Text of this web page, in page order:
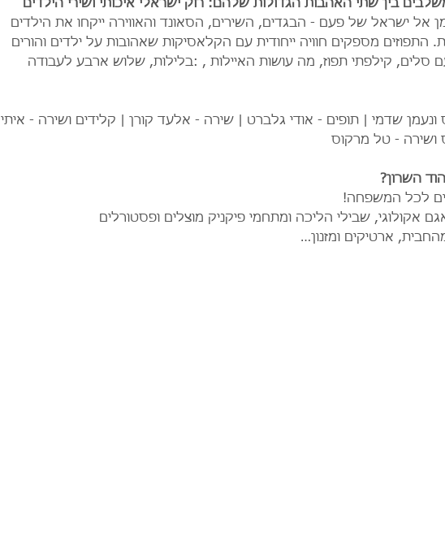
בין שתי האהבות הגדולות שלהם: רוק ישראלי איכותי ושירי הילדים
אל ישראל של פעם - הבגדים, השירים, הסאונד והאווירה ייקחו את הילדים
התפוזים מספקים חוויה ייחודית עם הקלאסיקות שאהובות על ילדים והורים
סלים, קילפתי תפוז, מה עושות האיילות , :בלילות, שלוש ארבע לעבודה
שדמי | תופים - אודי גלברט | שירה - אלעד קורן | קלידים ושירה - איתי
ושירה - טל מרקוס
השרון?
לכל המשפחה!
אקולוגי, שבילי הליכה ומתחמי פיקניק מוצלים ופסטורלים
ארטיקים ומזנון…